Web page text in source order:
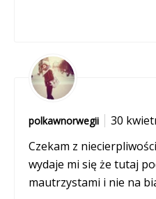
polkawnorwegii
30
Czekam z
wydaje mi się że tutaj
mautrzystami i nie na